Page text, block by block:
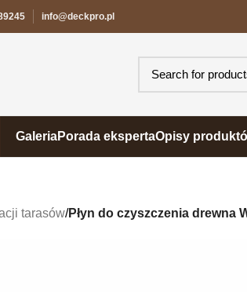
info@deckpro.pl
GaleriaPorada ekspertaOpisy
tarasów/Płyn do czyszczenia drewna